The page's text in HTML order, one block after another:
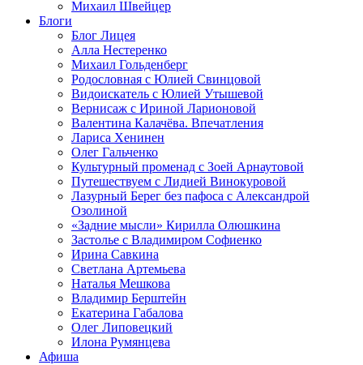
Михаил Швейцер
Блоги
Блог Лицея
Алла Нестеренко
Михаил Гольденберг
Родословная с Юлией Свинцовой
Видоискатель с Юлией Утышевой
Вернисаж с Ириной Ларионовой
Валентина Калачёва. Впечатления
Лариса Хенинен
Олег Гальченко
Культурный променад с Зоей Арнаутовой
Путешествуем с Лидией Винокуровой
Лазурный Берег без пафоса с Александрой
Озолиной
«Задние мысли» Кирилла Олюшкина
Застолье с Владимиром Софиенко
Ирина Савкина
Светлана Артемьева
Наталья Мешкова
Владимир Берштейн
Екатерина Габалова
Олег Липовецкий
Илона Румянцева
Афиша